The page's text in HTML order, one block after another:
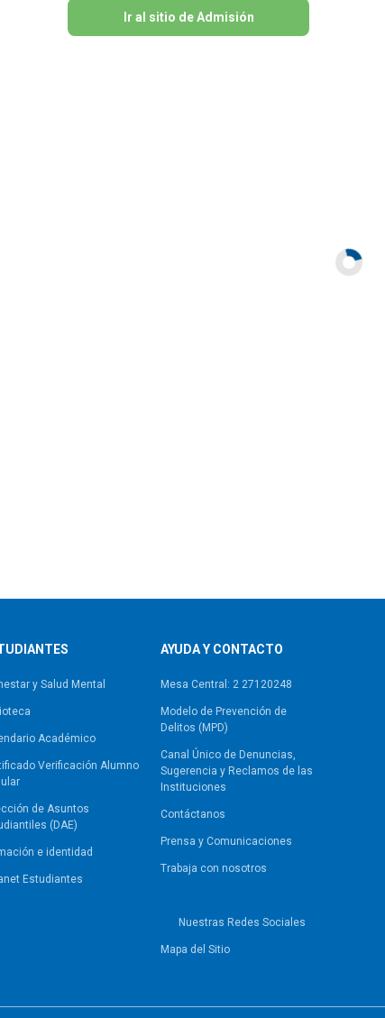
Ir al sitio de Admisión
y Salud Mental
Académico
Verificación Alumno
de Asuntos
(DAE)
e identidad
Estudiantes
AYUDA Y CONTACTO
Mesa Central: 2 27120248
Modelo de Prevención de
Delitos (MPD)
Canal Único de Denuncias,
Sugerencia y Reclamos de las
Instituciones
Contáctanos
Prensa y Comunicaciones
Trabaja con nosotros
Nuestras Redes Sociales
Mapa del Sitio